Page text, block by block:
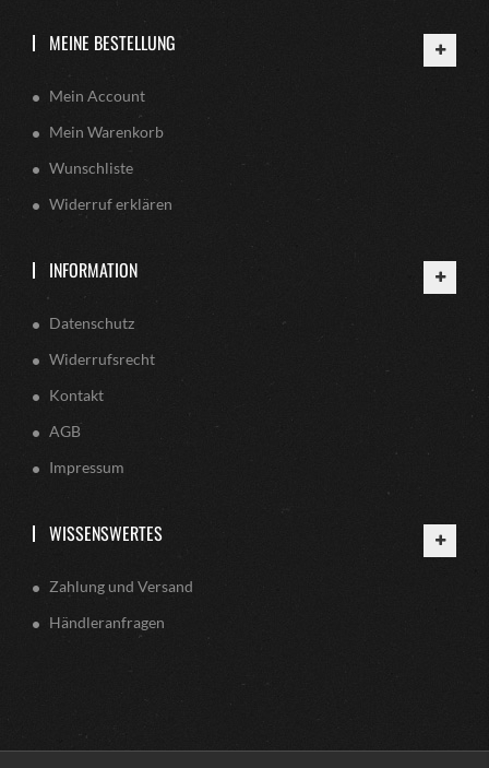
MEINE BESTELLUNG
Mein Account
Mein Warenkorb
Wunschliste
Widerruf erklären
INFORMATION
Datenschutz
Widerrufsrecht
Kontakt
AGB
Impressum
WISSENSWERTES
Zahlung und Versand
Händleranfragen